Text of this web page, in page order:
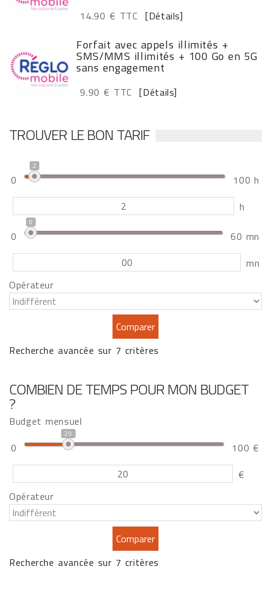
14.90 € TTC [Détails]
Forfait avec appels illimités +
SMS/MMS illimités + 100 Go en 5G
sans engagement
9.90 € TTC [Détails]
TROUVER LE BON TARIF
0
2
100 h
h
0
0
60 mn
mn
Opérateur
Recherche avancée sur 7 critères
COMBIEN DE TEMPS POUR MON BUDGET
?
Budget mensuel
0
20
100 €
€
Opérateur
Recherche avancée sur 7 critères